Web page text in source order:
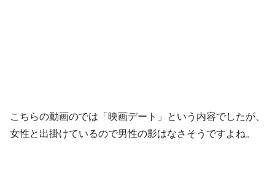
こちらの動画のでは「映画デート」という内容でしたが、
女性と出掛けているので男性の影はなさそうですよね。